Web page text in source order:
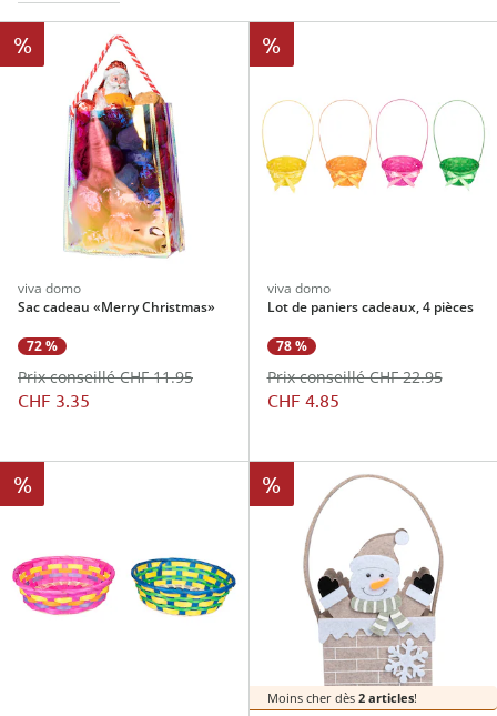
%
viva domo
Sac cadeau «Merry Christmas»
72 %
CHF 3.35
Prix conseillé CHF 11.95
%
viva domo
Lot de paniers cadeaux, 4 pièces
78 %
CHF 4.85
Prix conseillé CHF 22.95
% %
Moins cher dès 2 articles!